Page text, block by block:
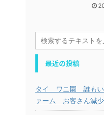
最近の投稿
タイ ワニ園 誰もい
ァーム お客さん減少